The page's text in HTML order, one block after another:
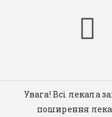
Увага! Всі лекала
поширення